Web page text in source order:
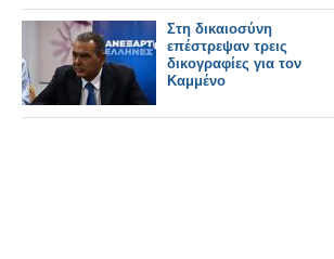
Στη δικαιοσύνη
επέστρεψαν τρεις
δικογραφίες για τον
Καμμένο